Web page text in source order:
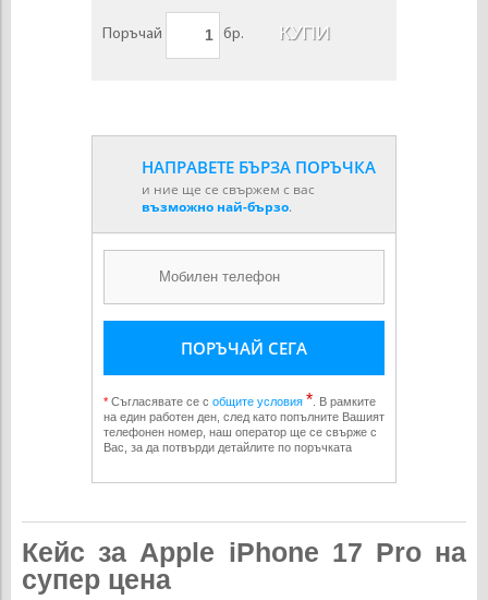
Поръчай бр.
НАПРАВЕТЕ БЪРЗА ПОРЪЧКА
и ние ще се свържем с вас
възможно най-бързо.
ПОРЪЧАЙ СЕГА
* Съгласявате се с общите условия * . В рамките
на един работен ден, след като попълните Вашият
телефонен номер, наш оператор ще се свърже с
Вас, за да потвърди детайлите по поръчката
Кейс за Apple iPhone 17 Pro на
супер цена